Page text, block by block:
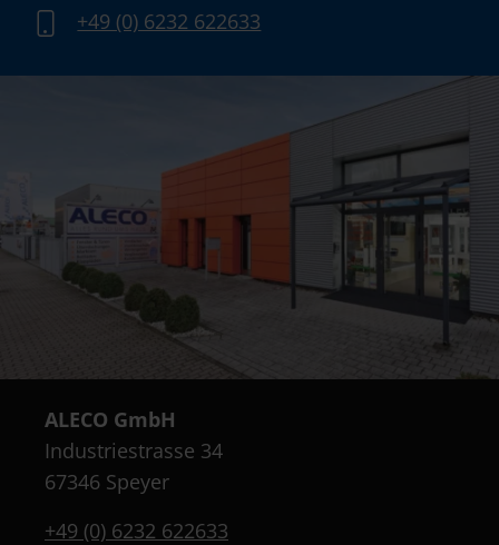
+49 (0) 6232 622633
ALECO GmbH
Industriestrasse 34
67346 Speyer
+49 (0) 6232 622633